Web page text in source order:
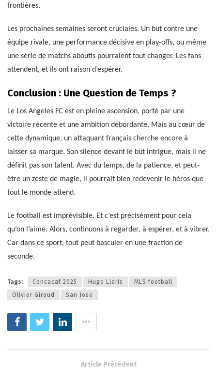
frontières.
Les prochaines semaines seront cruciales. Un but contre une
équipe rivale, une performance décisive en play-offs, ou même
une série de matchs aboutis pourraient tout changer. Les fans
attendent, et ils ont raison d’espérer.
Conclusion : Une Question de Temps ?
Le Los Angeles FC est en pleine ascension, porté par une
victoire récente et une ambition débordante. Mais au cœur de
cette dynamique, un attaquant français cherche encore à
laisser sa marque. Son silence devant le but intrigue, mais il ne
définit pas son talent. Avec du temps, de la patience, et peut-
être un zeste de magie, il pourrait bien redevenir le héros que
tout le monde attend.
Le football est imprévisible. Et c’est précisément pour cela
qu’on l’aime. Alors, continuons à regarder, à espérer, et à vibrer.
Car dans ce sport, tout peut basculer en une fraction de
seconde.
Tags: Concacaf 2025 Hugo Lloris
MLS football
Olivier Giroud
San Jose
Article Précédent